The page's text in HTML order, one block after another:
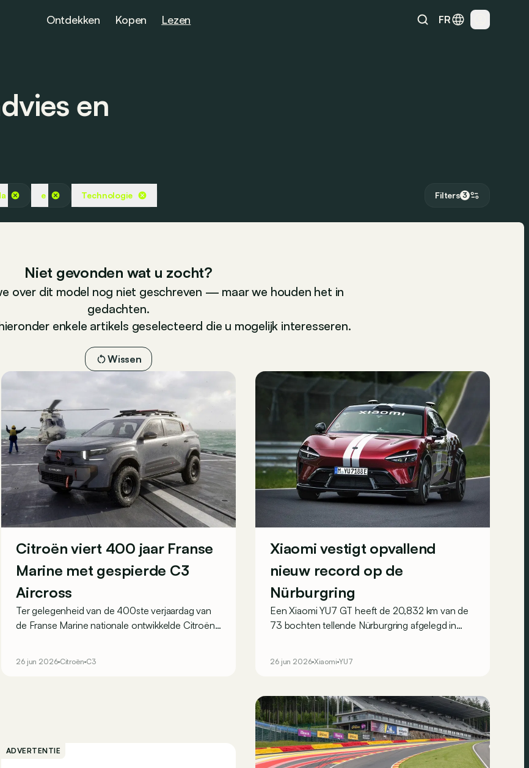
Ontdekken Kopen Lezen FR
en
e Technologie Filters 3
Niet gevonden wat u zocht?
over dit model nog niet geschreven — maar we houden het in
gedachten.
enkele artikels geselecteerd die u mogelijk interesseren.
Wissen
Citroën viert 400 jaar Franse
Marine met gespierde C3
Aircross
Ter gelegenheid van de 400ste verjaardag van
de Franse Marine nationale ontwikkelde Citroën
26 jun 2026 Citroën C3
Xiaomi vestigt opvallend
nieuw record op de
Nürburgring
Een Xiaomi YU7 GT heeft de 20,832 km van de
73 bochten tellende Nürburgring afgelegd in
26 jun 2026 Xiaomi YU7
ADVERTENTIE